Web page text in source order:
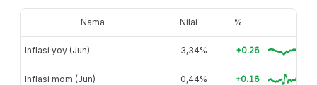
Nama Nilai %
Inflasi yoy (Jun) 3,34% +0.26
Inflasi mom (Jun) 0,44% +0.16